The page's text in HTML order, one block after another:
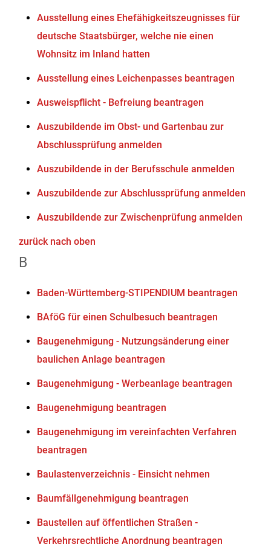
Ausstellung eines Ehefähigkeitszeugnisses für
deutsche Staatsbürger, welche nie einen
Wohnsitz im Inland hatten
Ausstellung eines Leichenpasses beantragen
Ausweispflicht - Befreiung beantragen
Auszubildende im Obst- und Gartenbau zur
Abschlussprüfung anmelden
Auszubildende in der Berufsschule anmelden
Auszubildende zur Abschlussprüfung anmelden
Auszubildende zur Zwischenprüfung anmelden
zurück nach oben
B
Baden-Württemberg-STIPENDIUM beantragen
BAföG für einen Schulbesuch beantragen
Baugenehmigung - Nutzungsänderung einer
baulichen Anlage beantragen
Baugenehmigung - Werbeanlage beantragen
Baugenehmigung beantragen
Baugenehmigung im vereinfachten Verfahren
beantragen
Baulastenverzeichnis - Einsicht nehmen
Baumfällgenehmigung beantragen
Baustellen auf öffentlichen Straßen -
Verkehrsrechtliche Anordnung beantragen